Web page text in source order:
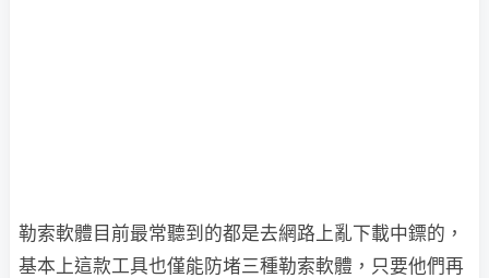
勒索軟體目前最常聽到的都是去網路上亂下載中鏢的，
基本上這款工具也僅能防堵三種勒索軟體，只要他們再